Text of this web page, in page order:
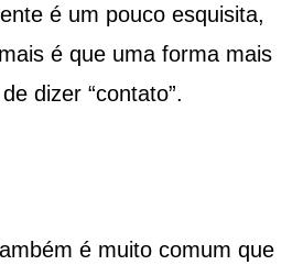
é um pouco esquisita,
é que uma forma mais
dizer “contato”.
é muito comum que